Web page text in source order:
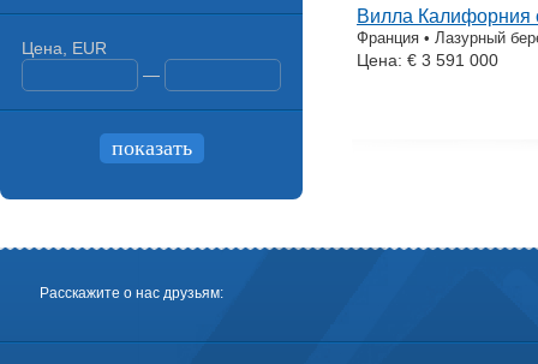
Вилла Калифорния
Франция • Лазурный
Цена: € 3 591 000
Цена, EUR
—
Расскажите о нас друзьям: